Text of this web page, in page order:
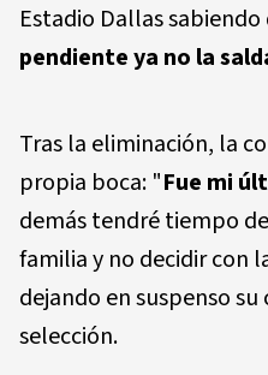
Estadio Dallas sabiendo
pendiente ya no la
Tras la eliminación, la
propia boca: "Fue mi
demás tendré tiempo
familia y no decidir con
dejando en suspenso
selección.